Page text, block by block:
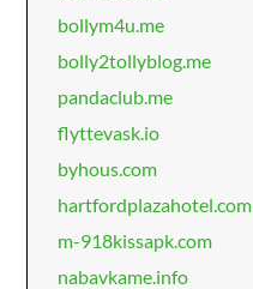
bollym4u.me
bolly2tollyblog.me
pandaclub.me
flyttevask.io
byhous.com
hartfordplazahotel.com
m-918kissapk.com
nabavkame.info